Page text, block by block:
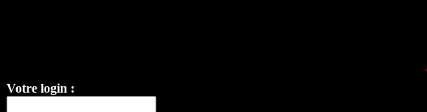
Votre login :